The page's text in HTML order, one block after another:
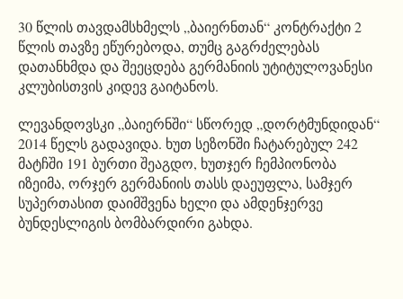
30 წლის თავდამსხმელს „ბაიერნთან“ კონტრაქტი 2
წლის თავზე ეწურებოდა, თუმც გაგრძელებას
დათანხმდა და შეეცდება გერმანიის უტიტულოვანესი
კლუბისთვის კიდევ გაიტანოს.
ლევანდოვსკი „ბაიერნში“ სწორედ „დორტმუნდიდან“
2014 წელს გადავიდა. ხუთ სეზონში ჩატარებულ 242
მატჩში 191 ბურთი შეაგდო, ხუთჯერ ჩემპიონობა
იზეიმა, ორჯერ გერმანიის თასს დაეუფლა, სამჯერ
სუპერთასით დაიმშვენა ხელი და ამდენჯერვე
ბუნდესლიგის ბომბარდირი გახდა.